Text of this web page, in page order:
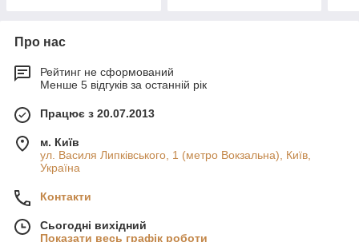
Про нас
Рейтинг не сформований
Менше 5 відгуків за останній рік
Працює з 20.07.2013
м. Київ
ул. Василя Липківського, 1 (метро Вокзальна), Київ,
Україна
Контакти
Сьогодні вихідний
Показати весь графік роботи